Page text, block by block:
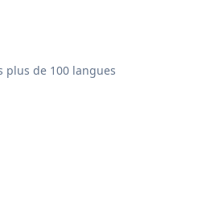
plus de 100 langues